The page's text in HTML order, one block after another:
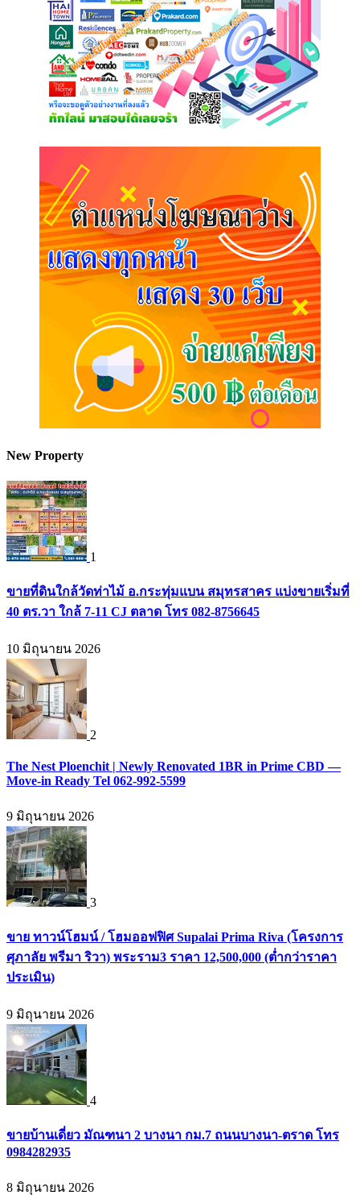
New Property
1
ขายที่ดินใกล้วัดท่าไม้ อ.กระทุ่มแบน สมุทรสาคร แบ่งขายเริ่มที่
40 ตร.วา ใกล้ 7-11 CJ ตลาด โทร 082-8756645
10 มิถุนายน 2026
2
The Nest Ploenchit | Newly Renovated 1BR in Prime CBD —
Move-in Ready Tel 062-992-5599
9 มิถุนายน 2026
3
ขาย ทาวน์โฮมน์ / โฮมออฟฟิศ Supalai Prima Riva (โครงการ
ศุภาลัย พรีมา ริวา) พระราม3 ราคา 12,500,000 (ต่ำกว่าราคา
ประเมิน)
9 มิถุนายน 2026
4
ขายบ้านเดี่ยว มัณฑนา 2 บางนา กม.7 ถนนบางนา-ตราด โทร
0984282935
8 มิถุนายน 2026